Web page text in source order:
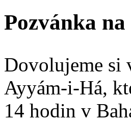
Pozvánka
Dovolujeme si
Ayyám-i-Há,
14 hodin v